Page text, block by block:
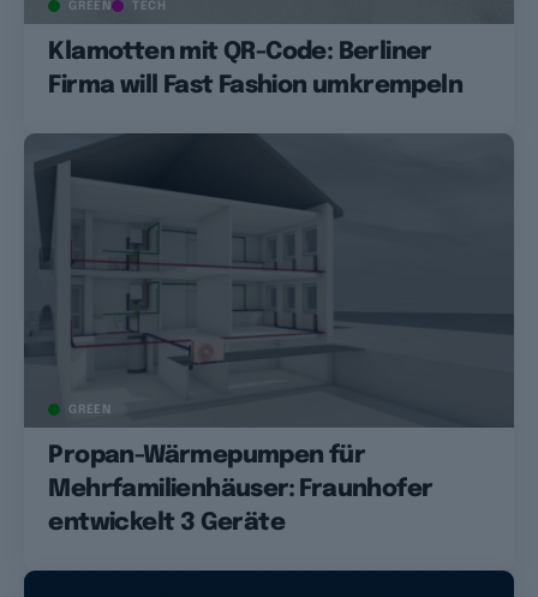
GREEN TECH
Klamotten mit QR-Code: Berliner
Firma will Fast Fashion umkrempeln
GREEN
Propan-Wärmepumpen für
Mehrfamilienhäuser: Fraunhofer
entwickelt 3 Geräte